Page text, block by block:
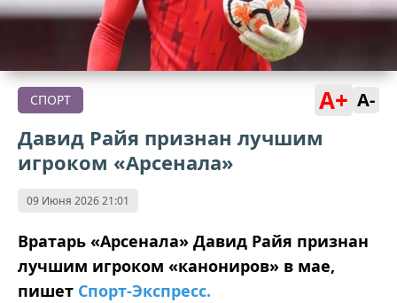
СПОРТ A+ A-
Давид Райя признан лучшим
игроком «Арсенала»
09 Июня 2026 21:01
Вратарь «Арсенала» Давид Райя признан
лучшим игроком «канониров» в мае,
пишет Спорт-Экспресс.